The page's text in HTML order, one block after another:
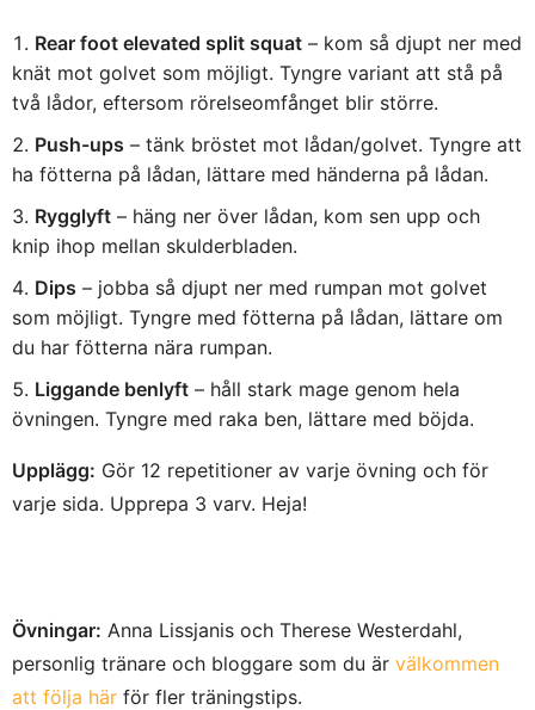
Rear foot elevated split squat – kom så djupt ner med
knät mot golvet som möjligt. Tyngre variant att stå på
två lådor, eftersom rörelseomfånget blir större.
Push-ups – tänk bröstet mot lådan/golvet. Tyngre att
ha fötterna på lådan, lättare med händerna på lådan.
Rygglyft – häng ner över lådan, kom sen upp och
knip ihop mellan skulderbladen.
Dips – jobba så djupt ner med rumpan mot golvet
som möjligt. Tyngre med fötterna på lådan, lättare om
du har fötterna nära rumpan.
Liggande benlyft – håll stark mage genom hela
övningen. Tyngre med raka ben, lättare med böjda.
Upplägg: Gör 12 repetitioner av varje övning och för
varje sida. Upprepa 3 varv. Heja!
Övningar: Anna Lissjanis och Therese Westerdahl,
personlig tränare och bloggare som du är välkommen
att följa här för fler träningstips.